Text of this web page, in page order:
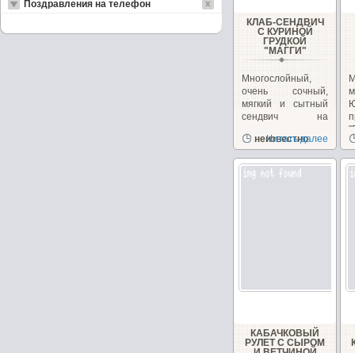
КЛАБ-СЕНДВИЧ
С КУРИНОЙ
ГРУДКОЙ
"МАГГИ"
Многослойный,
очень сочный,
мягкий и сытный
сендвич на
закуску!...
неизвестно
Читать далее
КАБАЧКОВЫЙ
РУЛЕТ С СЫРОМ
Поздравления на телефон